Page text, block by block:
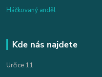
Háčkovaný anděl
Kde nás najdete
Určice 11